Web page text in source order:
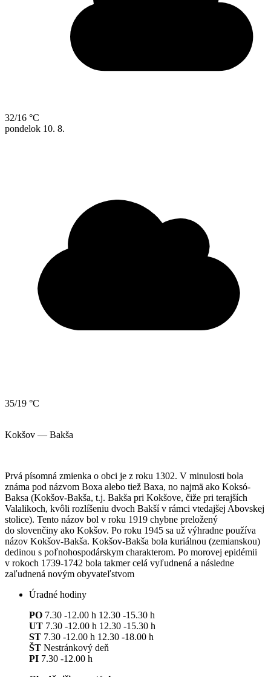
32/16 °C
pondelok 10. 8.
35/19 °C
Kokšov — Bakša
Prvá písomná zmienka o obci je z roku 1302. V minulosti bola
známa pod názvom Boxa alebo tiež Baxa, no najmä ako Koksó-
Baksa (Kokšov-Bakša, t.j. Bakša pri Kokšove, čiže pri terajších
Valalikoch, kvôli rozlíšeniu dvoch Bakší v rámci vtedajšej Abovskej
stolice). Tento názov bol v roku 1919 chybne preložený
do slovenčiny ako Kokšov. Po roku 1945 sa už výhradne používa
názov Kokšov-Bakša. Kokšov-Bakša bola kuriálnou (zemianskou)
dedinou s poľnohospodárskym charakterom. Po morovej epidémii
v rokoch 1739-1742 bola takmer celá vyľudnená a následne
zaľudnená novým obyvateľstvom
Úradné hodiny
PO 7.30 -12.00 h 12.30 -15.30 h
UT 7.30 -12.00 h 12.30 -15.30 h
ST 7.30 -12.00 h 12.30 -18.00 h
ŠT Nestránkový deň
PI 7.30 -12.00 h